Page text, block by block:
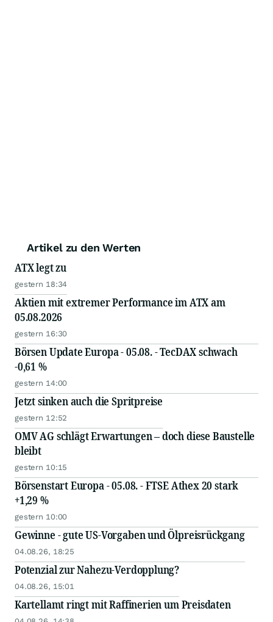
Artikel zu den Werten
ATX legt zu
gestern 18:34
Aktien mit extremer Performance im ATX am
05.08.2026
gestern 16:30
Börsen Update Europa - 05.08. - TecDAX schwach
-0,61 %
gestern 14:00
Jetzt sinken auch die Spritpreise
gestern 12:52
OMV AG schlägt Erwartungen – doch diese Baustelle
bleibt
gestern 10:15
Börsenstart Europa - 05.08. - FTSE Athex 20 stark
+1,29 %
gestern 10:00
Gewinne - gute US-Vorgaben und Ölpreisrückgang
04.08.26, 18:25
Potenzial zur Nahezu-Verdopplung?
04.08.26, 15:01
Kartellamt ringt mit Raffinerien um Preisdaten